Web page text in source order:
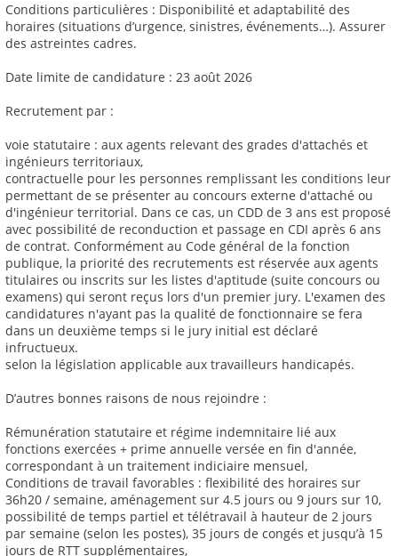
Conditions particulières : Disponibilité et adaptabilité des
horaires (situations d’urgence, sinistres, événements…). Assurer
des astreintes cadres.
Date limite de candidature : 23 août 2026
Recrutement par :
voie statutaire : aux agents relevant des grades d'attachés et
ingénieurs territoriaux,
contractuelle pour les personnes remplissant les conditions leur
permettant de se présenter au concours externe d'attaché ou
d'ingénieur territorial. Dans ce cas, un CDD de 3 ans est proposé
avec possibilité de reconduction et passage en CDI après 6 ans
de contrat. Conformément au Code général de la fonction
publique, la priorité des recrutements est réservée aux agents
titulaires ou inscrits sur les listes d'aptitude (suite concours ou
examens) qui seront reçus lors d'un premier jury. L'examen des
candidatures n'ayant pas la qualité de fonctionnaire se fera
dans un deuxième temps si le jury initial est déclaré
infructueux.
selon la législation applicable aux travailleurs handicapés.
D’autres bonnes raisons de nous rejoindre :
Rémunération statutaire et régime indemnitaire lié aux
fonctions exercées + prime annuelle versée en fin d'année,
correspondant à un traitement indiciaire mensuel,
Conditions de travail favorables : flexibilité des horaires sur
36h20 / semaine, aménagement sur 4.5 jours ou 9 jours sur 10,
possibilité de temps partiel et télétravail à hauteur de 2 jours
par semaine (selon les postes), 35 jours de congés et jusqu’à 15
jours de RTT supplémentaires,